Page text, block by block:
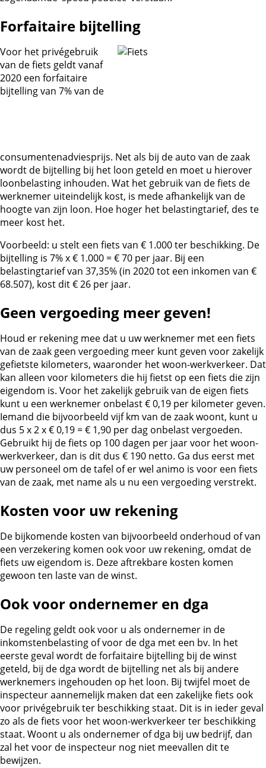
Forfaitaire bijtelling
Voor het privégebruik
van de fiets geldt vanaf
2020 een forfaitaire
bijtelling van 7% van de
consumentenadviesprijs. Net als bij de auto van de zaak
wordt de bijtelling bij het loon geteld en moet u hierover
loonbelasting inhouden. Wat het gebruik van de fiets de
werknemer uiteindelijk kost, is mede afhankelijk van de
hoogte van zijn loon. Hoe hoger het belastingtarief, des te
meer kost het.
Voorbeeld: u stelt een fiets van € 1.000 ter beschikking. De
bijtelling is 7% x € 1.000 = € 70 per jaar. Bij een
belastingtarief van 37,35% (in 2020 tot een inkomen van €
68.507), kost dit € 26 per jaar.
Geen vergoeding meer geven!
Houd er rekening mee dat u uw werknemer met een fiets
van de zaak geen vergoeding meer kunt geven voor zakelijk
gefietste kilometers, waaronder het woon-werkverkeer. Dat
kan alleen voor kilometers die hij fietst op een fiets die zijn
eigendom is. Voor het zakelijk gebruik van de eigen fiets
kunt u een werknemer onbelast € 0,19 per kilometer geven.
Iemand die bijvoorbeeld vijf km van de zaak woont, kunt u
dus 5 x 2 x € 0,19 = € 1,90 per dag onbelast vergoeden.
Gebruikt hij de fiets op 100 dagen per jaar voor het woon-
werkverkeer, dan is dit dus € 190 netto. Ga dus eerst met
uw personeel om de tafel of er wel animo is voor een fiets
van de zaak, met name als u nu een vergoeding verstrekt.
Kosten voor uw rekening
De bijkomende kosten van bijvoorbeeld onderhoud of van
een verzekering komen ook voor uw rekening, omdat de
fiets uw eigendom is. Deze aftrekbare kosten komen
gewoon ten laste van de winst.
Ook voor ondernemer en dga
De regeling geldt ook voor u als ondernemer in de
inkomstenbelasting of voor de dga met een bv. In het
eerste geval wordt de forfaitaire bijtelling bij de winst
geteld, bij de dga wordt de bijtelling net als bij andere
werknemers ingehouden op het loon. Bij twijfel moet de
inspecteur aannemelijk maken dat een zakelijke fiets ook
voor privégebruik ter beschikking staat. Dit is in ieder geval
zo als de fiets voor het woon-werkverkeer ter beschikking
staat. Woont u als ondernemer of dga bij uw bedrijf, dan
zal het voor de inspecteur nog niet meevallen dit te
bewijzen.